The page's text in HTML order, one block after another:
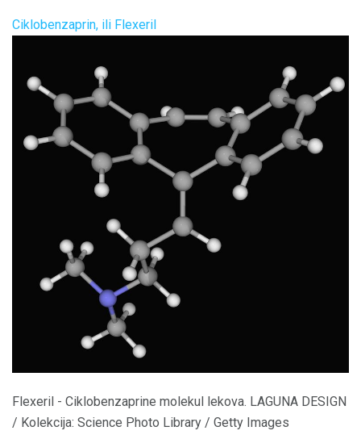
Ciklobenzaprin, ili Flexeril
Flexeril - Ciklobenzaprine molekul lekova. LAGUNA DESIGN
/ Kolekcija: Science Photo Library / Getty Images